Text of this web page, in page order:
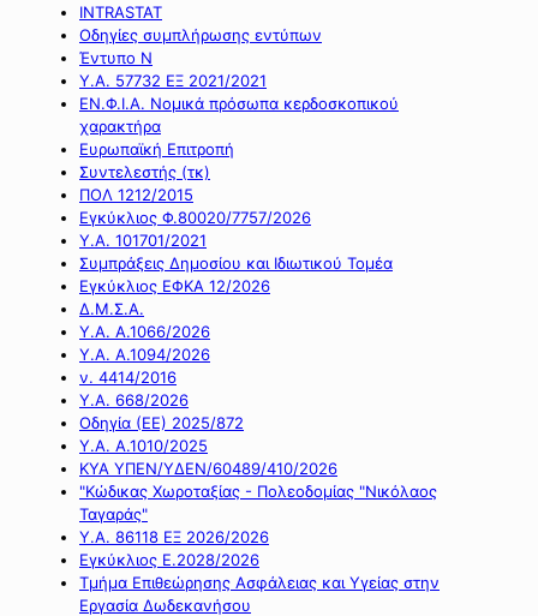
INTRASTAT
Οδηγίες συμπλήρωσης εντύπων
Έντυπο Ν
Υ.Α. 57732 ΕΞ 2021/2021
ΕΝ.Φ.Ι.Α. Νομικά πρόσωπα κερδοσκοπικού
χαρακτήρα
Ευρωπαϊκή Επιτροπή
Συντελεστής (τκ)
ΠΟΛ 1212/2015
Εγκύκλιος Φ.80020/7757/2026
Υ.Α. 101701/2021
Συμπράξεις Δημοσίου και Ιδιωτικού Τομέα
Εγκύκλιος ΕΦΚΑ 12/2026
Δ.Μ.Σ.Α.
Υ.Α. Α.1066/2026
Υ.Α. Α.1094/2026
ν. 4414/2016
Y.A. 668/2026
Οδηγία (ΕΕ) 2025/872
Υ.Α. Α.1010/2025
ΚΥΑ ΥΠΕΝ/ΥΔΕΝ/60489/410/2026
"Κώδικας Χωροταξίας - Πολεοδομίας "Νικόλαος
Ταγαράς"
Υ.Α. 86118 ΕΞ 2026/2026
Εγκύκλιος Ε.2028/2026
Τμήμα Επιθεώρησης Ασφάλειας και Υγείας στην
Εργασία Δωδεκανήσου